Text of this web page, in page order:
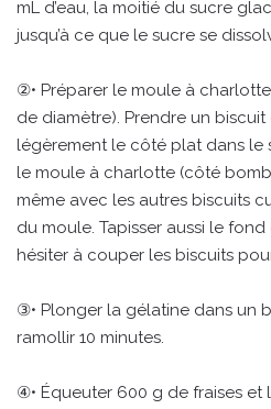
mL d’eau, la moitié du sucre
jusqu’à ce que le sucre se
②• Préparer le moule à
de diamètre). Prendre un
légèrement le côté plat dans le
le moule à charlotte (côté
même avec les autres biscuits
du moule. Tapisser aussi le
hésiter à couper les biscuits
③• Plonger la gélatine dans un
ramollir 10 minutes.
④• Équeuter 600 g de fraises et